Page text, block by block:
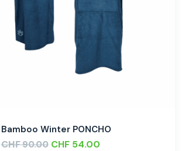
Bamboo Winter PONCHO
CHF90.00 CHF54.00